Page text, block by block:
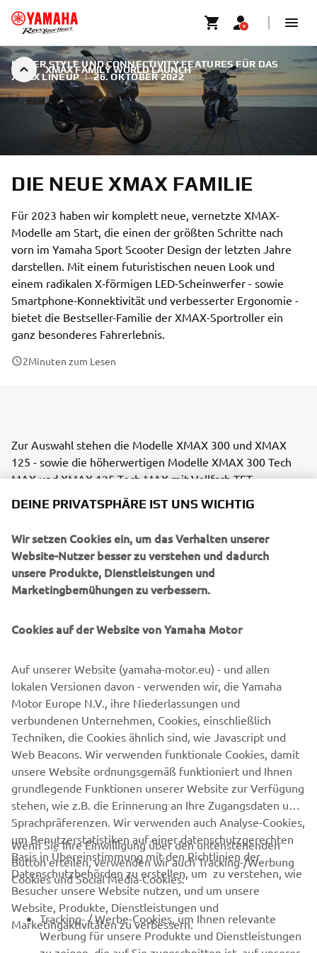
XMAX FAMILY WORLD LAUNCH
NEUER STYLE UND CONNECTIVITY FEATURES FÜR DAS
XMAX LINEUP | 26. OKTOBER 2022
DIE NEUE XMAX FAMILIE
Für 2023 haben wir komplett neue, vernetzte XMAX-
Modelle am Start, die einen der größten Schritte nach
vorn im Yamaha Sport Scooter Design der letzten Jahre
darstellen. Mit einem futuristischen neuen Look und
einem radikalen X-förmigen LED-Scheinwerfer - sowie
Smartphone-Konnektivität und verbesserter Ergonomie -
bietet die Bestseller-Familie der XMAX-Sportroller ein
ganz besonderes Fahrerlebnis.
2Minuten zum Lesen
Zur Auswahl stehen die Modelle XMAX 300 und XMAX
125 - sowie die höherwertigen Modelle XMAX 300 Tech
MAX und XMAX 125 Tech MAX mit Vollfarb-TFT-
Instrumenten und Garmin-Navigation via Smartphone -
alle serienmäßig mit LED-Scheinwerfern ausgestattet. Für
kannst sicher sein, dass Du in Sachen Stil, Technologie und
Qualität das Beste erlebst, was es gibt!
Neben der Markteinführung der gesamten XMAX-Reihe in
eingeführt. Die weltweite Version dieses meistverkauften
internationale Anziehungskraft von Yamahas
erfolgreichstem Sport-Scooter.
XMAX FAMILIE ENTDECKEN
UNTERNEHMEN
B2B
MEHR VON YAMAHA
DEINE PRIVATSPHÄRE IST UNS WICHTIG
Wir setzen Cookies ein, um das Verhalten unserer
Website-Nutzer besser zu verstehen und dadurch
unsere Produkte, Dienstleistungen und
Marketingbemühungen zu verbessern.
Cookies auf der Website von Yamaha Motor
Auf unserer Website (yamaha-motor.eu) - und allen
lokalen Versionen davon - verwenden wir, die Yamaha
Motor Europe N.V., ihre Niederlassungen und
verbundenen Unternehmen, Cookies, einschließlich
Techniken, die Cookies ähnlich sind, wie Javascript und
Web Beacons. Wir verwenden funktionale Cookies, damit
unsere Website ordnungsgemäß funktioniert und Ihnen
grundlegende Funktionen unserer Website zur Verfügung
stehen, wie z.B. die Erinnerung an Ihre Zugangsdaten und
Sprachpräferenzen. Wir verwenden auch Analyse-Cookies,
um Benutzerstatistiken auf einer datenschutzgerechten
Basis in Übereinstimmung mit den Richtlinien der
Datenschutzbehörden zu erstellen, um zu verstehen, wie
Besucher unsere Website nutzen, und um unsere
Website, Produkte, Dienstleistungen und
Marketingaktivitäten zu verbessern.
Wenn Sie Ihre Einwilligung über den untenstehenden
Button erteilen, verwenden wir auch Tracking-/Werbung
Cookies und Social Media-Cookies:
Tracking- / Werbe-Cookies, um Ihnen relevante
Werbung für unsere Produkte und Dienstleistungen